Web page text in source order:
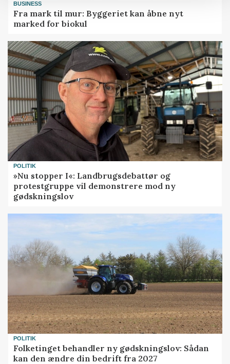
BUSINESS
Fra mark til mur: Byggeriet kan åbne nyt
marked for biokul
POLITIK
»Nu stopper I«: Landbrugsdebattør og
protestgruppe vil demonstrere mod ny
gødskningslov
POLITIK
Folketinget behandler ny gødskningslov: Sådan
kan den ændre din bedrift fra 2027